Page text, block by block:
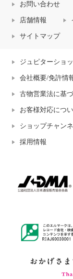
お問い合わせ
店舗情報
サイトマップ
ジュピターショ
会社概要/免許情
古物営業法に基
お客様対応につ
ショップチャン
採用情報